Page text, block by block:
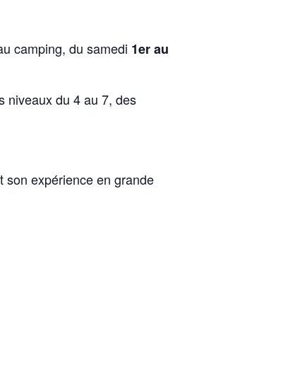
camping, du samedi 1er au
niveaux du 4 au 7, des
son expérience en grande